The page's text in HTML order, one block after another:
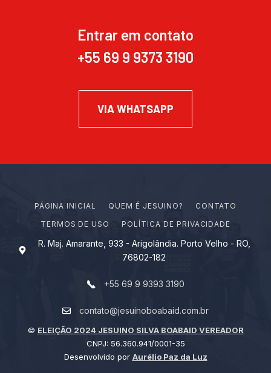
Entrar em contato
+55 69 9 9373 3190
VIA WHATSAPP
PÁGINA INICIAL Q U EM É J ES U I N O?
CONTATO
TERMOS DE USO
POLÍTICA DE PRIVACIDADE
R. Maj. Amarante, 933 - Arigolândia. Porto Velho - RO,
76802-182
+55 69 9 9393 3190
contato@jesuinoboabaid.com.br
© ELEIÇÃO 2024 JESUINO SILVA BOABAID VEREADOR
CNPJ: 56.360.941/0001-35
Desenvolvido por Aurélio Paz da Luz